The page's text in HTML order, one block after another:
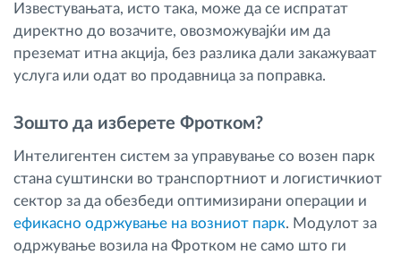
Известувањата, исто така, може да се испратат
директно до возачите, овозможувајќи им да
преземат итна акција, без разлика дали закажуваат
услуга или одат во продавница за поправка.
Зошто да изберете Фротком?
Интелигентен систем за управување со возен парк
стана суштински во транспортниот и логистичкиот
сектор за да обезбеди оптимизирани операции и
ефикасно одржување на возниот парк. Модулот за
одржување возила на Фротком не само што ги